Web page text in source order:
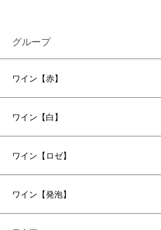
グループ
ワイン【赤】
ワイン【白】
ワイン【ロゼ】
ワイン【発泡】